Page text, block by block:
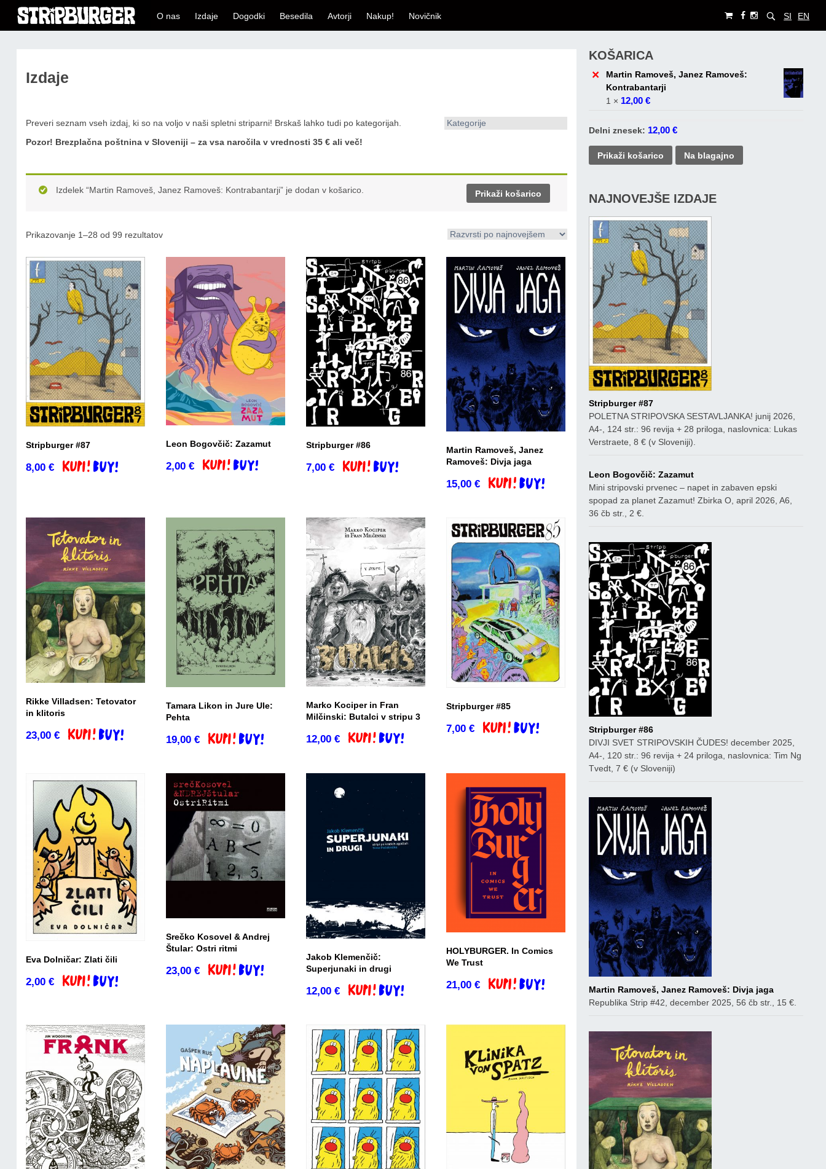
O nas Izdaje Dogodki Besedila Avtorji Nakup! Novičnik SI EN
Izdaje
Kategorije
Preveri seznam vseh izdaj, ki so na voljo v naši spletni striparni! Brskaš lahko tudi po kategorijah.
Pozor! Brezplačna poštnina v Sloveniji – za vsa naročila v vrednosti 35 € ali več!
Prikaži košarico
Izdelek “Martin Ramoveš, Janez Ramoveš: Kontrabantarji” je dodan v košarico.
Prikazovanje 1–28 od 99 rezultatov
Stripburger #87
8,00 € Dodaj v košarico
Leon Bogovčič: Zazamut
2,00 € Dodaj v košarico
Stripburger #86
7,00 € Dodaj v košarico
Martin Ramoveš, Janez
Ramoveš: Divja jaga
15,00 € Dodaj v košarico
Rikke Villadsen: Tetovator
in klitoris
23,00 € Dodaj v košarico
Tamara Likon in Jure Ule:
Pehta
19,00 € Dodaj v košarico
Marko Kociper in Fran
Milčinski: Butalci v stripu 3
12,00 € Dodaj v košarico
Stripburger #85
7,00 € Dodaj v košarico
Eva Dolničar: Zlati čili
2,00 € Dodaj v košarico
Srečko Kosovel & Andrej
Štular: Ostri ritmi
23,00 € Dodaj v košarico
Jakob Klemenčič:
Superjunaki in drugi
12,00 € Dodaj v košarico
HOLYBURGER. In Comics
We Trust
21,00 € Dodaj v košarico
KOŠARICA
×
Martin Ramoveš, Janez Ramoveš:
Kontrabantarji
1 × 12,00€
Delni znesek: 12,00€
Prikaži košarico Na blagajno
NAJNOVEJŠE IZDAJE
Stripburger #87
POLETNA STRIPOVSKA SESTAVLJANKA! junij 2026,
A4-, 124 str.: 96 revija + 28 priloga, naslovnica: Lukas
Verstraete, 8 € (v Sloveniji).
Leon Bogovčič: Zazamut
Mini stripovski prvenec – napet in zabaven epski
spopad za planet Zazamut! Zbirka O, april 2026, A6,
36 čb str., 2 €.
Stripburger #86
DIVJI SVET STRIPOVSKIH ČUDES! december 2025,
A4-, 120 str.: 96 revija + 24 priloga, naslovnica: Tim Ng
Tvedt, 7 € (v Sloveniji)
Martin Ramoveš, Janez Ramoveš: Divja jaga
Republika Strip #42, december 2025, 56 čb str., 15 €.